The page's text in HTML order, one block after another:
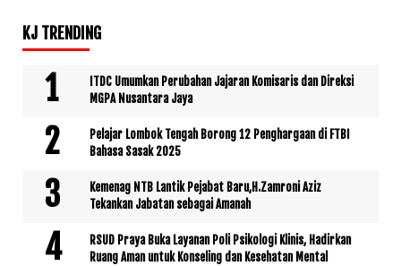
KJ TRENDING
ITDC Umumkan Perubahan Jajaran Komisaris dan Direksi
MGPA Nusantara Jaya
Pelajar Lombok Tengah Borong 12 Penghargaan di FTBI
Bahasa Sasak 2025
Kemenag NTB Lantik Pejabat Baru,H.Zamroni Aziz
Tekankan Jabatan sebagai Amanah
RSUD Praya Buka Layanan Poli Psikologi Klinis, Hadirkan
Ruang Aman untuk Konseling dan Kesehatan Mental